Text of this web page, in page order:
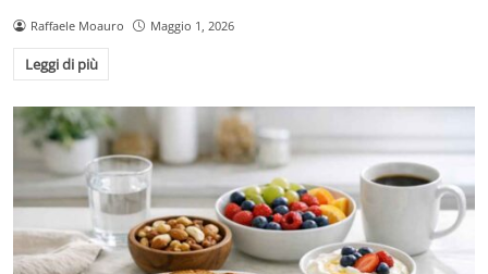
Raffaele Moauro Maggio 1, 2026
Leggi di più